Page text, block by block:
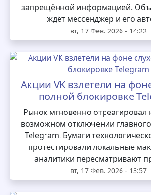
запрещённой информацией.
ждёт мессенджер и его
вт, 17 Фев. 2026 - 14:22
Акции VK взлетели на
полной блокировке
Рынок мгновенно отреагировал
возможном отключении
Telegram. Бумаги
протестировали локальные
аналитики пересматривают
вт, 17 Фев. 2026 - 13:57